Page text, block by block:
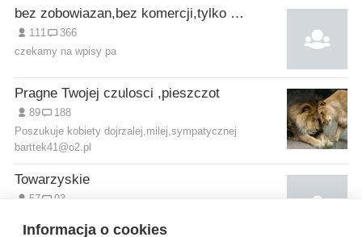
Informacja o cookies
bez zobowiazan,bez komercji,tylko zabawa
111
366
czekamy na wpisy pa
Pragne Twojej czulosci ,pieszczot
89
188
Poszukuje kobiety dojrzalej,milej,sympatycznej
barttek41@o2.pl
Towarzyskie
57
93